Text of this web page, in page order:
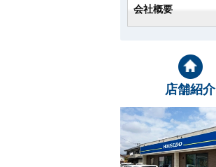
会社概要
店舗紹介